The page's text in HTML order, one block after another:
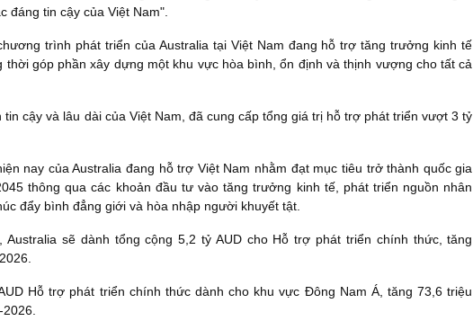
đáng tin cậy của Việt Nam".
trình phát triển của Australia tại Việt Nam đang hỗ trợ tăng trưởng kinh tế
thời góp phần xây dựng một khu vực hòa bình, ổn định và thịnh vượng cho tất cả
tin cậy và lâu dài của Việt Nam, đã cung cấp tổng giá trị hỗ trợ phát triển vượt 3 tỷ
nay của Australia đang hỗ trợ Việt Nam nhằm đạt mục tiêu trở thành quốc gia
thông qua các khoản đầu tư vào tăng trưởng kinh tế, phát triển nguồn nhân
đẩy bình đẳng giới và hòa nhập người khuyết tật.
Australia sẽ dành tổng cộng 5,2 tỷ AUD cho Hỗ trợ phát triển chính thức, tăng
Hỗ trợ phát triển chính thức dành cho khu vực Đông Nam Á, tăng 73,6 triệu